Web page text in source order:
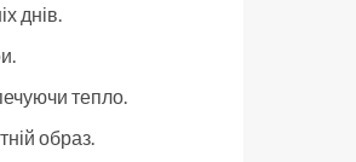
днів.
тепло.
образ.